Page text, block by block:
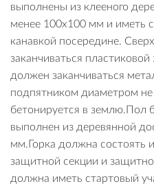
выполнены из клееного
менее 100х100 мм и иметь
канавкой посередине.
заканчиваться
должен заканчиваться
подпятником диаметром
бетонируется в землю.Пол
выполнен из деревянной
мм.Горка должна состоять
защитной секции и
должна иметь стартовый